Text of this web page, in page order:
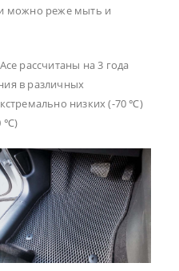
можно реже мыть и
рассчитаны на 3 года
в различных
низких (-70 ℃)
℃)